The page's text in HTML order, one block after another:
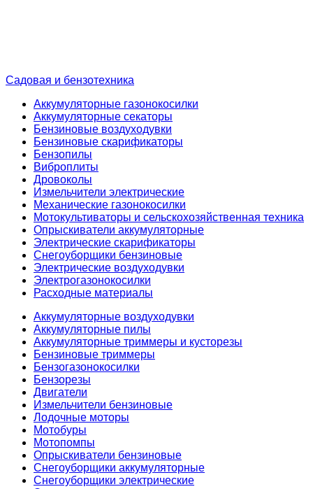
Садовая и бензотехника
Аккумуляторные газонокосилки
Аккумуляторные секаторы
Бензиновые воздуходувки
Бензиновые скарификаторы
Бензопилы
Виброплиты
Дровоколы
Измельчители электрические
Механические газонокосилки
Мотокультиваторы и сельскохозяйственная техника
Опрыскиватели аккумуляторные
Электрические скарификаторы
Снегоуборщики бензиновые
Электрические воздуходувки
Электрогазонокосилки
Расходные материалы
Аккумуляторные воздуходувки
Аккумуляторные пилы
Аккумуляторные триммеры и кусторезы
Бензиновые триммеры
Бензогазонокосилки
Бензорезы
Двигатели
Измельчители бензиновые
Лодочные моторы
Мотобуры
Мотопомпы
Опрыскиватели бензиновые
Снегоуборщики аккумуляторные
Снегоуборщики электрические